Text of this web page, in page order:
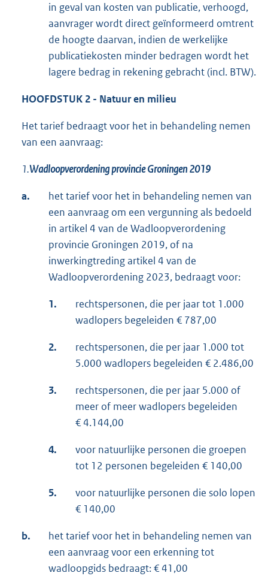
in geval van kosten van publicatie, verhoogd,
aanvrager wordt direct geïnformeerd omtrent
de hoogte daarvan, indien de werkelijke
publicatiekosten minder bedragen wordt het
lagere bedrag in rekening gebracht (incl. BTW).
HOOFDSTUK 2 - Natuur en milieu
Het tarief bedraagt voor het in behandeling nemen
van een aanvraag:
1.Wadloopverordening provincie Groningen 2019
a.
het tarief voor het in behandeling nemen van
een aanvraag om een vergunning als bedoeld
in artikel 4 van de Wadloopverordening
provincie Groningen 2019, of na
inwerkingtreding artikel 4 van de
Wadloopverordening 2023, bedraagt voor:
1.
rechtspersonen, die per jaar tot 1.000
wadlopers begeleiden € 787,00
2.
rechtspersonen, die per jaar 1.000 tot
5.000 wadlopers begeleiden € 2.486,00
3.
rechtspersonen, die per jaar 5.000 of
meer of meer wadlopers begeleiden
€ 4.144,00
4.
voor natuurlijke personen die groepen
tot 12 personen begeleiden € 140,00
5.
voor natuurlijke personen die solo lopen
€ 140,00
b.
het tarief voor het in behandeling nemen van
een aanvraag voor een erkenning tot
wadloopgids bedraagt: € 41,00